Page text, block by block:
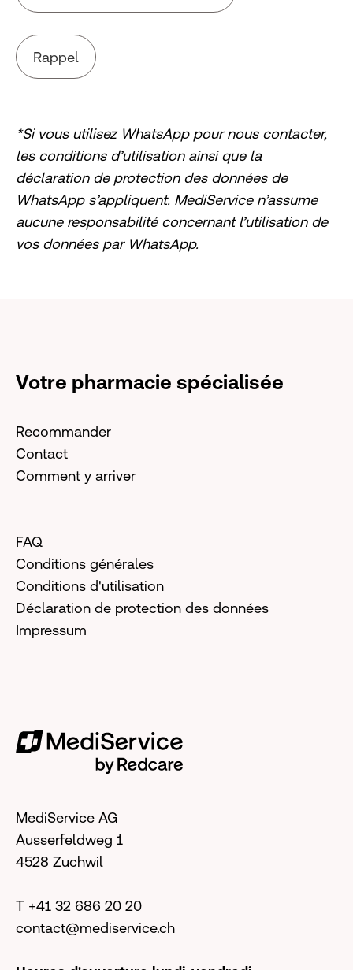
Rappel
*Si vous utilisez WhatsApp pour nous contacter,
les conditions d’utilisation ainsi que la
déclaration de protection des données de
WhatsApp s’appliquent. MediService n’assume
aucune responsabilité concernant l’utilisation de
vos données par WhatsApp.
Votre pharmacie spécialisée
Recommander
Contact
Comment y arriver
FAQ
Conditions générales
Conditions d'utilisation
Déclaration de protection des données
Impressum
MediService AG
Ausserfeldweg 1
4528 Zuchwil
T +41 32 686 20 20
contact@mediservice.ch